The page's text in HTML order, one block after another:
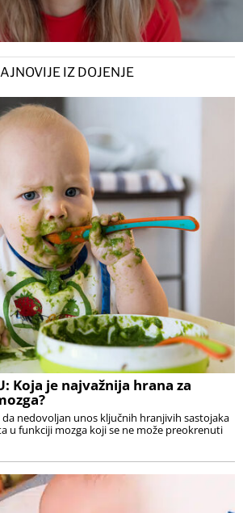
IZ DOJENJE
Koja je najvažnija hrana za
nedovoljan unos ključnih hranjivih sastojaka
u funkciji mozga koji se ne može preokrenuti